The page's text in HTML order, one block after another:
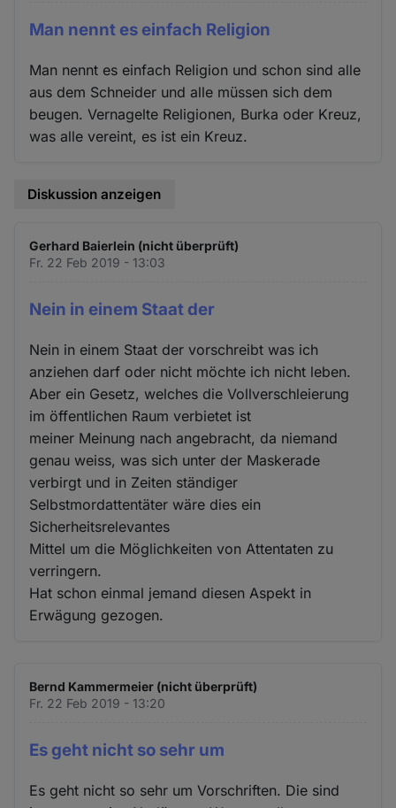
Man nennt es einfach Religion
Man nennt es einfach Religion und schon sind alle
aus dem Schneider und alle müssen sich dem
beugen. Vernagelte Religionen, Burka oder Kreuz,
was alle vereint, es ist ein Kreuz.
Diskussion anzeigen
Gerhard Baierlein (nicht überprüft)
Fr. 22 Feb 2019 - 13:03
Nein in einem Staat der
Nein in einem Staat der vorschreibt was ich
anziehen darf oder nicht möchte ich nicht leben.
Aber ein Gesetz, welches die Vollverschleierung
im öffentlichen Raum verbietet ist
meiner Meinung nach angebracht, da niemand
genau weiss, was sich unter der Maskerade
verbirgt und in Zeiten ständiger
Selbstmordattentäter wäre dies ein
Sicherheitsrelevantes
Mittel um die Möglichkeiten von Attentaten zu
verringern.
Hat schon einmal jemand diesen Aspekt in
Erwägung gezogen.
Bernd Kammermeier (nicht überprüft)
Fr. 22 Feb 2019 - 13:20
Es geht nicht so sehr um
Es geht nicht so sehr um Vorschriften. Die sind